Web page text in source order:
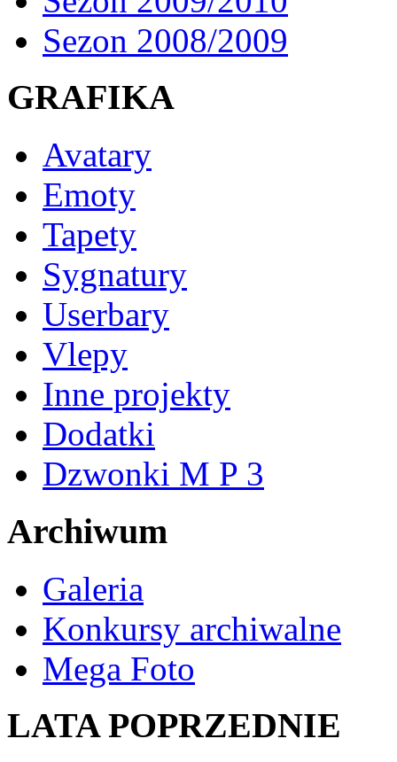
Sezon 2008/2009
GRAFIKA
Avatary
Emoty
Tapety
Sygnatury
Userbary
Vlepy
Inne projekty
Dodatki
Dzwonki M P 3
Archiwum
Galeria
Konkursy archiwalne
Mega Foto
LATA POPRZEDNIE